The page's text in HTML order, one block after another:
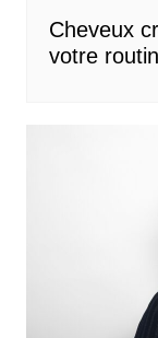
Cheveux
votre